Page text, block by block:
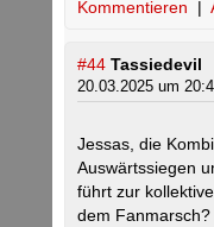
Kommentieren |
#44 Tassiedevil
20.03.2025 um
Jessas, die
Auswärtssiegen
führt zur
dem